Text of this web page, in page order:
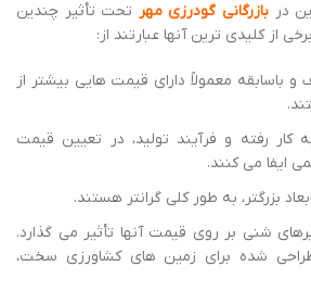
در بازرگانی گودرزی مهر تحت تأثیر چندین
از کلیدی ترین آنها عبارتند از:
باسابقه معمولاً دارای قیمت هایی بیشتر از
کار رفته و فرآیند تولید، در تعیین قیمت
ایفا می کنند.
بزرگتر، به طور کلی گرانتر هستند.
شنی بر روی قیمت آنها تأثیر می گذارد.
طراحی شده برای زمین های کشاورزی سخت،